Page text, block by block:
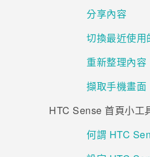
分享內容
切換最近使用
重新整理內容
擷取手機畫面
HTC Sense 首頁小工
何謂 HTC